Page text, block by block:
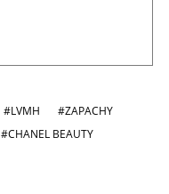
#LVMH
#ZAPACHY
#CHANEL BEAUTY